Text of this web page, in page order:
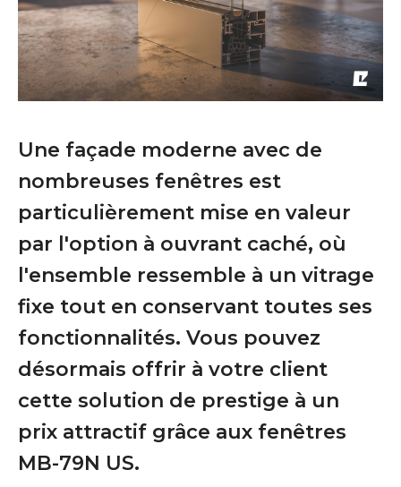
Une façade moderne avec de
nombreuses fenêtres est
particulièrement mise en valeur
par l'option à ouvrant caché, où
l'ensemble ressemble à un vitrage
fixe tout en conservant toutes ses
fonctionnalités. Vous pouvez
désormais offrir à votre client
cette solution de prestige à un
prix attractif grâce aux fenêtres
MB-79N US.